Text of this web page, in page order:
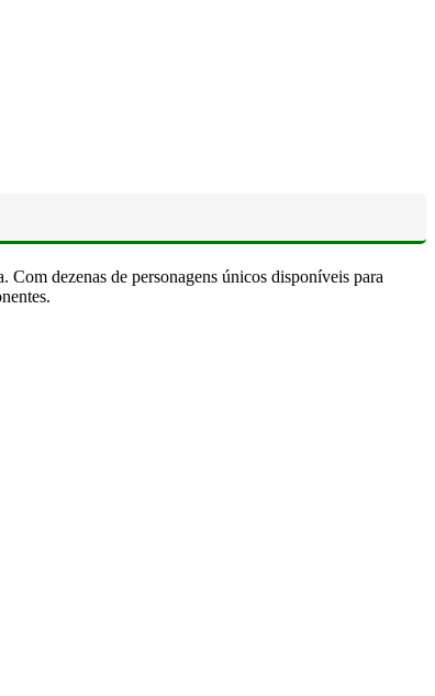
dezenas de personagens únicos disponíveis para